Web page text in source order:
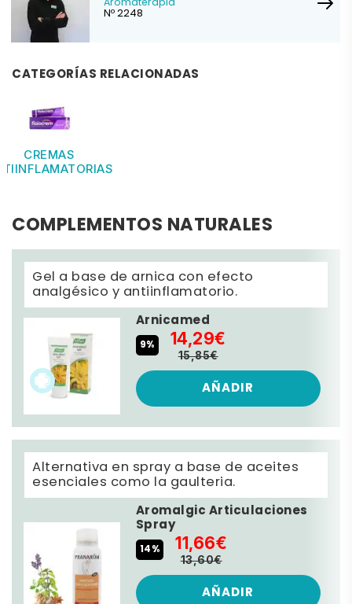
Aromaterapia
Nº 2248
CATEGORÍAS RELACIONADAS
CREMAS
COMPLEMENTOS NATURALES
Gel a base de arnica con efecto
analgésico y antiinflamatorio.
Arnicamed
9% 14,29€
15,85€
AÑADIR
Alternativa en spray a base de aceites
esenciales como la gaulteria.
Aromalgic Articulaciones
Spray
14% 11,66€
13,60€
AÑADIR